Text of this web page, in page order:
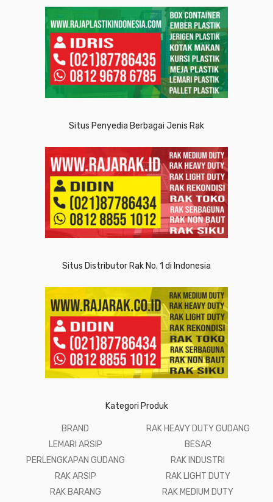
Situs Penyedia Berbagai Jenis Rak
Situs Distributor Rak No. 1 di Indonesia
Kategori Produk
BRAND
LEMARI ARSIP
PERLENGKAPAN GUDANG
RAK ARSIP
RAK BARANG
RAK HEAVY DUTY GUDANG
BESAR
RAK INDUSTRI
RAK LIGHT DUTY
RAK MEDIUM DUTY